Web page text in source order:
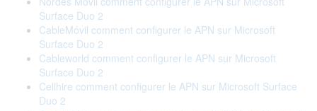
Surface Duo 2
CableMóvil comment configurer le APN sur Microsoft
Surface Duo 2
Cableworld comment configurer le APN sur Microsoft
Surface Duo 2
Cellhire comment configurer le APN sur Microsoft Surface
Duo 2